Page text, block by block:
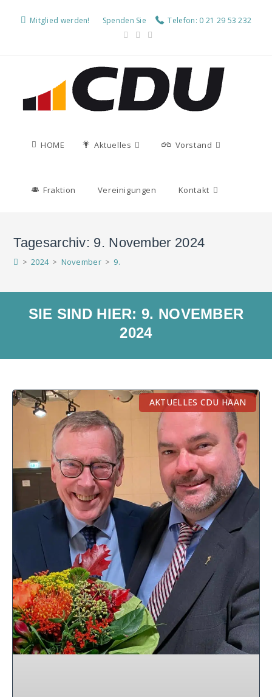
Mitglied werden! Spenden Sie Telefon: 0 21 29 53 232
HOME Aktuelles Vorstand
Fraktion Vereinigungen Kontakt
Tagesarchiv: 9. November 2024
> 2024 > November > 9.
SIE SIND HIER: 9. NOVEMBER
2024
AKTUELLES CDU HAAN